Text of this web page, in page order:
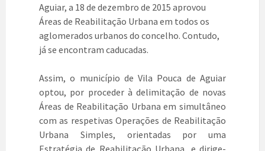
Aguiar, a 18 de dezembro de 2015 aprovou
Áreas de Reabilitação Urbana em todos os
aglomerados urbanos do concelho. Contudo,
já se encontram caducadas.
Assim, o município de Vila Pouca de Aguiar
optou, por proceder à delimitação de novas
Áreas de Reabilitação Urbana em simultâneo
com as respetivas Operações de Reabilitação
Urbana Simples, orientadas por uma
Estratégia de Reabilitação Urbana, e dirige-